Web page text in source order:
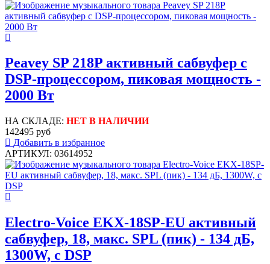
Peavey SP 218P активный сабвуфер с
DSP-процессором, пиковая мощность -
2000 Вт
НА СКЛАДЕ: НЕТ В НАЛИЧИИ
142495 руб
Добавить в избранное
АРТИКУЛ: 03614952
Electro-Voice EKX-18SP-EU активный
сабвуфер, 18, макс. SPL (пик) - 134 дБ,
1300W, с DSP